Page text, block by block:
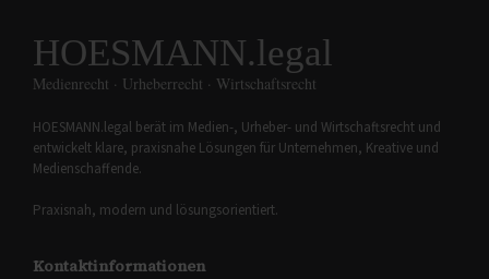
HOESMANN.legal
Medienrecht · Urheberrecht · Wirtschaftsrecht
HOESMANN.legal berät im Medien-, Urheber- und Wirtschaftsrecht und
entwickelt klare, praxisnahe Lösungen für Unternehmen, Kreative und
Medienschaffende.
Praxisnah, modern und lösungsorientiert.
Kontaktinformationen